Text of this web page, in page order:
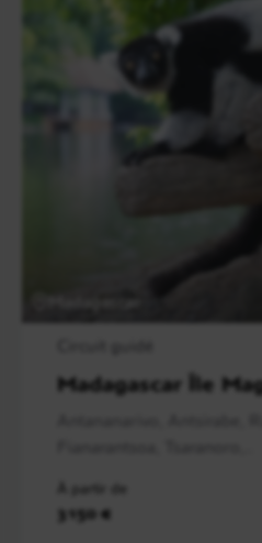
Madagascar Île
À partir de
3150 €